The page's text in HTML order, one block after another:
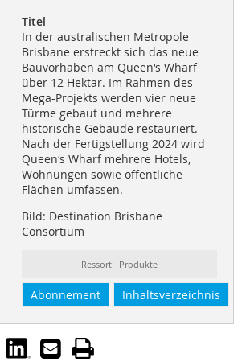
Titel
In der australischen Metropole
Brisbane erstreckt sich das neue
Bauvorhaben am Queen‘s Wharf
über 12 Hektar. Im Rahmen des
Mega-Projekts werden vier neue
Türme gebaut und mehrere
historische Gebäude restauriert.
Nach der Fertigstellung 2024 wird
Queen‘s Wharf mehrere Hotels,
Wohnungen sowie öffentliche
Flächen umfassen.
Bild: Destination Brisbane
Consortium
Ressort: Produkte
Abonnement Inhaltsverzeichnis